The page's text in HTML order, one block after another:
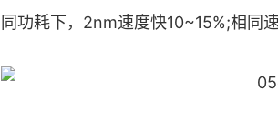
同功耗下，2nm速度快10~15%;相同